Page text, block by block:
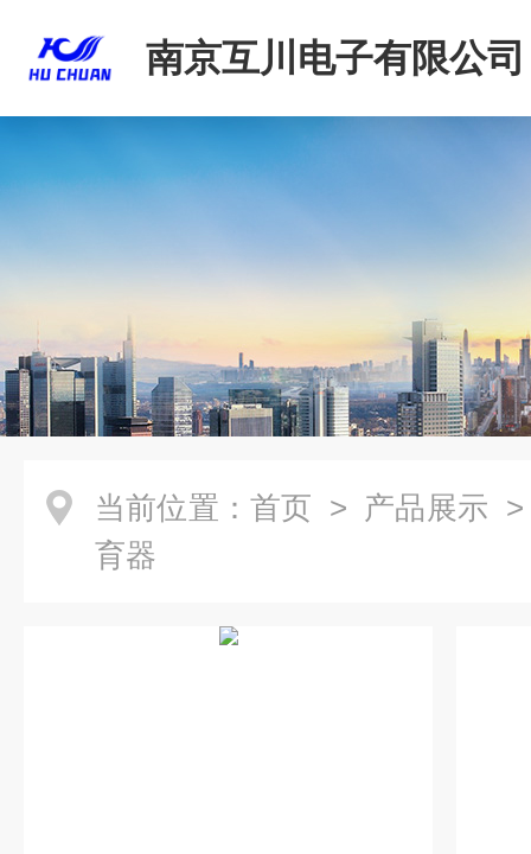
南京互川电子有限公司
当前位置： 首页 > 产品展示
育器